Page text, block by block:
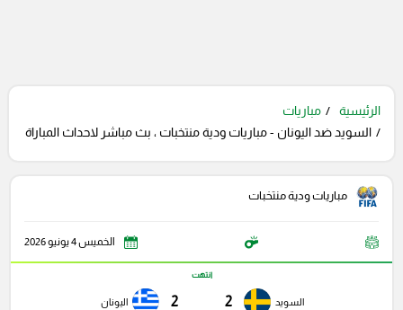
الرئيسية
مباريات
السويد ضد اليونان - مباريات ودية منتخبات ، بث مباشر لاحداث المباراة
مباريات ودية منتخبات
الخميس 4 يونيو 2026
السويد 2
انتهت
2 اليونان